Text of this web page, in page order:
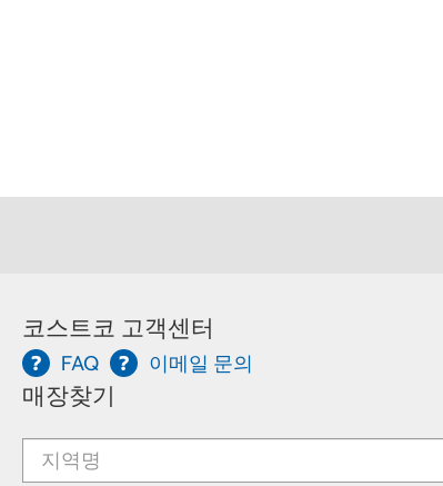
코스트코 고객센터
FAQ 이메일 문의
매장찾기